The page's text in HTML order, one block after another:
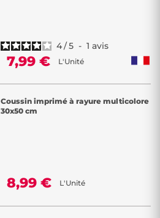
4/5 - 1 avis
7,99 € L'Unité
Coussin imprimé à rayure multicolore
30x50 cm
8,99 € L'Unité